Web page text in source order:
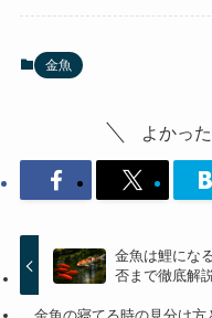
金魚
よかっ
金魚は鯉にな
否まで徹底解説
金魚の寝てる時の見分け